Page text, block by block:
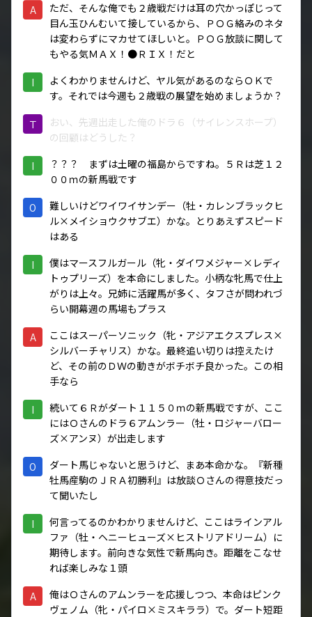
A
ただ、そんな俺でも２歳戦だけは耳の穴かっぽじって
目ん玉ひんむいて接しているから、ＰＯＧ絡みのネタ
は変わらずにマカせてほしいと。ＰＯＧ放談に関して
もやる気ＭＡＸ！●ＲＩＸ！だと
I
よくわかりませんけど、ヤル気があるのならＯＫで
す。それでは今週も２歳戦の展望を始めましょうか？
Ｔ
おい、先週出走した俺のドラ６（サイレンスホープ）
の回顧はどうした？
I
？？？ まずは土曜の福島からですね。５Ｒは芝１２
００ｍの新馬戦です
O
難しいけどワイワイサンデー（牡・カレンブラックヒ
ル×メイショウクサブエ）かな。とりあえずスピード
はある
I
僕はマースフルガール（牝・ダイワメジャー×レディ
トゥプリーズ）を本命にしました。小柄な牝馬で仕上
がりは上々。兄姉に活躍馬が多く、タフさが問われづ
らい開幕週の馬場もプラス
A
ここはスーパーソニック（牝・アジアエクスプレス×
シルバーチャリス）かな。最終追い切りは控えたけ
ど、その前のＤＷの動きがボチボチ良かった。この相
手なら
I
続いて６Ｒがダート１１５０ｍの新馬戦ですが、ここ
にはＯさんのドラ６アムンラー（牡・ロジャーバロー
ズ×アンヌ）が出走します
O
ダート馬じゃないと思うけど、まあ本命かな。『新種
牡馬産駒のＪＲＡ初勝利』は放談Ｏさんの得意技だっ
て聞いたし
I
何言ってるのかわかりませんけど、ここはラインアル
ファ（牡・ヘニーヒューズ×ヒストリアドリーム）に
期待します。前向きな気性で新馬向き。距離をこなせ
れば楽しみな１頭
A
俺はＯさんのアムンラーを応援しつつ、本命はピンク
ヴェノム（牝・パイロ×ミスキララ）で。ダート短距